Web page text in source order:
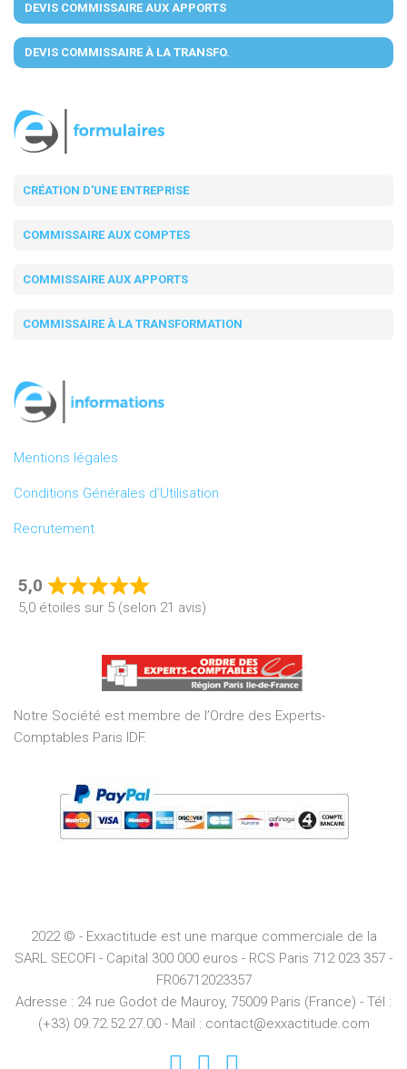
DEVIS COMMISSAIRE AUX APPORTS
DEVIS COMMISSAIRE À LA TRANSFO.
CRÉATION D'UNE ENTREPRISE
COMMISSAIRE AUX COMPTES
COMMISSAIRE AUX APPORTS
COMMISSAIRE À LA TRANSFORMATION
Mentions légales
Conditions Générales d’Utilisation
Recrutement
5,0
Rated
5,0
of
5
5,0 étoiles sur 5 (selon 21 avis)
Notre Société est membre de l’Ordre des Experts-
Comptables Paris IDF.
2022 © - Exxactitude est une marque commerciale de la
SARL SECOFI - Capital 300 000 euros - RCS Paris 712 023 357 -
FR06712023357
Adresse : 24 rue Godot de Mauroy, 75009 Paris (France) - Tél :
(+33) 09.72.52.27.00 - Mail : contact@exxactitude.com